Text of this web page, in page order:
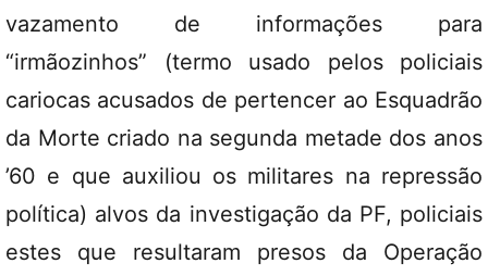
vazamento de informações para
“irmãozinhos” (termo usado pelos policiais
cariocas acusados de pertencer ao Esquadrão
da Morte criado na segunda metade dos anos
’60 e que auxiliou os militares na repressão
política) alvos da investigação da PF, policiais
estes que resultaram presos da Operação